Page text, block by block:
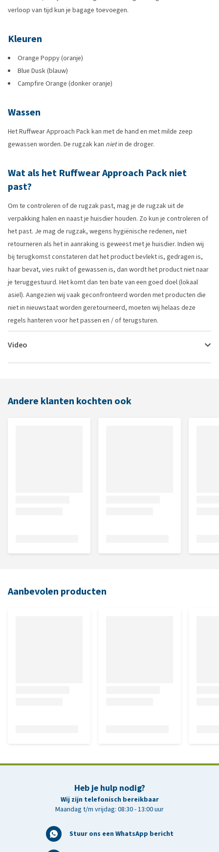
verloop van tijd kun je bagage toevoegen.
Kleuren
Orange Poppy (oranje)
Blue Dusk (blauw)
Campfire Orange (donker oranje)
Wassen
Het Ruffwear Approach Pack kan met de hand en met milde zeep
gewassen worden. De rugzak kan nietin de droger.
Wat als het Ruffwear Approach Pack niet
past?
Om te controleren of de rugzak past, mag je de rugzak uit de
verpakking halen en naast je huisdier houden. Zo kun je controleren of
het past. Je mag de rugzak, wegens hygiënische redenen, niet
retourneren als het in aanraking is geweest met je huisdier. Indien wij
bij terugkomst constateren dat het product bevlekt is, gedragen is,
haar bevat, vies ruikt of gewassen is, dan wordt het product niet naar
je teruggestuurd. Het komt dan ten bate van een goed doel (lokaal
asiel). Aangezien wij vaak geconfronteerd worden met producten die
niet in nieuwstaat worden geretourneerd, moeten wij helaas deze
regels hanteren voor het passen en / of terugsturen.
Video
Andere klanten kochten ook
Aanbevolen producten
Heb je hulp nodig?
Wij zijn telefonisch bereikbaar
Maandag t/m vrijdag: 08:30 - 13:00 uur
Stuur ons een WhatsApp bericht